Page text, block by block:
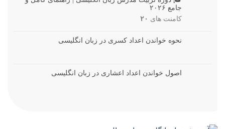
جامع ۲۰۲۶
کامنت های ۲۰
نحوه خواندن اعداد کسری در زبان انگلیسی
اصول خواندن اعداد اعشاری در زبان انگلیسی